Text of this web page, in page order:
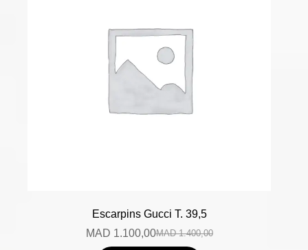
Escarpins Gucci T. 39,5
MAD1.400,00
MAD 1.100,00